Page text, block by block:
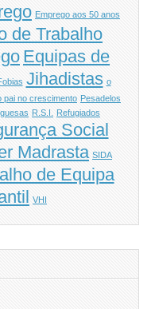
Emprego aos 50 anos
de Trabalho
Equipas de
Jihadistas o
pai no crescimento Pesadelos
R.S.I. Refugiados
Social
Madrasta SIDA
de Equipa
VHI